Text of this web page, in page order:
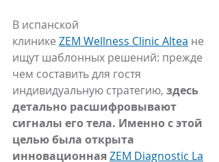
В испанской
клинике ZEM Wellness Clinic Altea не
ищут шаблонных решений: прежде
чем составить для гостя
индивидуальную стратегию, здесь
детально расшифровывают
сигналы его тела. Именно с этой
целью была открыта
инновационнаяZEM Diagnostic La